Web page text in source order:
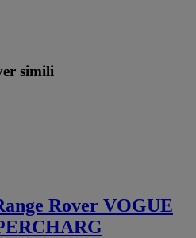
simili
Rover VOGUE